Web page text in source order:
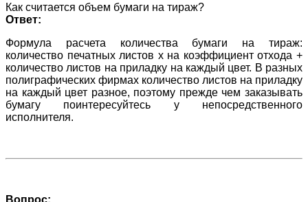
Как считается объем бумаги на тираж?
Ответ:
Формула расчета количества бумаги на тираж:
количество печатных листов х на коэффициент отхода +
количество листов на приладку на каждый цвет. В разных
полиграфических фирмах количество листов на приладку
на каждый цвет разное, поэтому прежде чем заказывать
бумагу поинтересуйтесь у непосредственного
исполнителя.
Вопрос: